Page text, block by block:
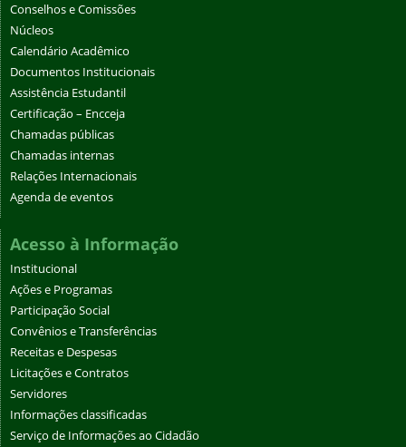
Conselhos e Comissões
Núcleos
Calendário Acadêmico
Documentos Institucionais
Assistência Estudantil
Certificação – Encceja
Chamadas públicas
Chamadas internas
Relações Internacionais
Agenda de eventos
Acesso à Informação
Institucional
Ações e Programas
Participação Social
Convênios e Transferências
Receitas e Despesas
Licitações e Contratos
Servidores
Informações classificadas
Serviço de Informações ao Cidadão